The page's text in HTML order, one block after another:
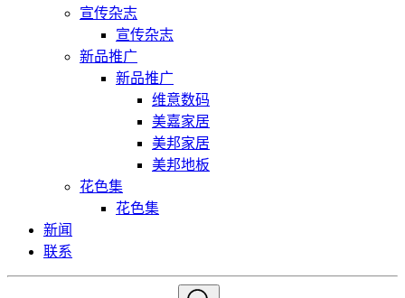
宣传杂志
宣传杂志
新品推广
新品推广
维意数码
美嘉家居
美邦家居
美邦地板
花色集
花色集
新闻
联系